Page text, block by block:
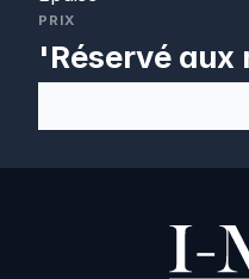
PRIX
'Réservé aux